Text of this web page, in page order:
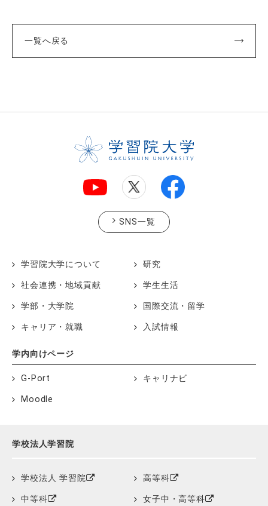
一覧へ戻る
SNS一覧
学習院大学について 研究
社会連携・地域貢献 学生生活
学部・大学院 国際交流・留学
キャリア・就職 入試情報
学内向けページ
G-Port キャリナビ
Moodle
学校法人学習院
学校法人 学習院 高等科
中等科 女子中・高等科